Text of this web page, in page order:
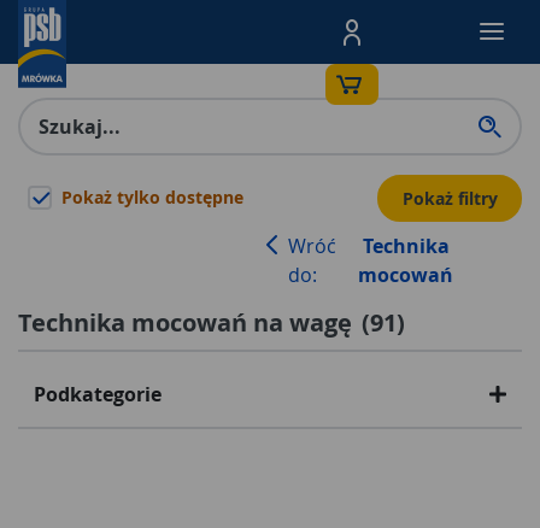
Menu Produktów,
Pokaż tylko dostępne Pokaż filtry
Wróć
do:
Technika
mocowań
Technika mocowań na wagę (91)
Podkategorie